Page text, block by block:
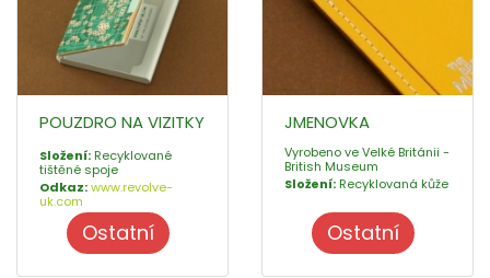
POUZDRO NA VIZITKY
Složení: Recyklované
tištěné spoje
Odkaz:www.revolve-
uk.com
Ostatní
JMENOVKA
Vyrobeno ve Velké Británii -
British Museum
Složení: Recyklovaná kůže
Ostatní